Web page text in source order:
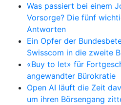
Was passiert bei einem
Vorsorge? Die fünf
Antworten
Ein Opfer der
Swisscom in die zweite
«Buy to let» für
angewandter Bürokratie
Open AI läuft die Zeit
um ihren Börsengang